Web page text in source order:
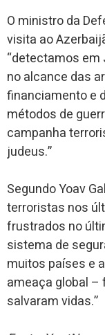
O ministro da
visita ao
“detectamos em
no alcance das
financiamento e
métodos de
campanha
judeus.”
Segundo Yoav
terroristas nos
frustrados no
sistema de
muitos países e
ameaça global
salvaram vidas.”